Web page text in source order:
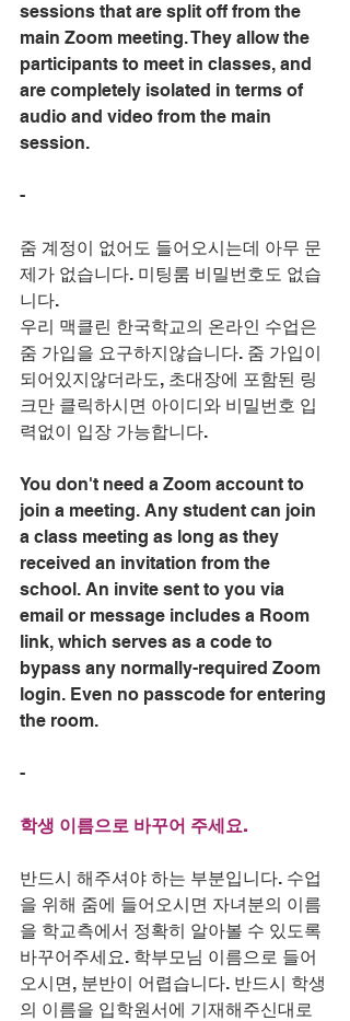
sessions that are split off from the
main Zoom meeting. They allow the
participants to meet in classes, and
are completely isolated in terms of
audio and video from the main
session.
-
줌 계정이 없어도 들어오시는데 아무 문
제가 없습니다. 미팅룸 비밀번호도 없습
니다.
우리 맥클린 한국학교의 온라인 수업은
줌 가입을 요구하지않습니다. 줌 가입이
되어있지않더라도, 초대장에 포함된 링
크만 클릭하시면 아이디와 비밀번호 입
력없이 입장 가능합니다.
You don't need a Zoom account to
join a meeting. Any student can join
a class meeting as long as they
received an invitation from the
school. An invite sent to you via
email or message includes a Room
link, which serves as a code to
bypass any normally-required Zoom
login. Even no passcode for entering
the room.
-
학생 이름으로 바꾸어 주세요.
반드시 해주셔야 하는 부분입니다. 수업
을 위해 줌에 들어오시면 자녀분의 이름
을 학교측에서 정확히 알아볼 수 있도록
바꾸어주세요. 학부모님 이름으로 들어
오시면, 분반이 어렵습니다. 반드시 학생
의 이름을 입학원서에 기재해주신대로